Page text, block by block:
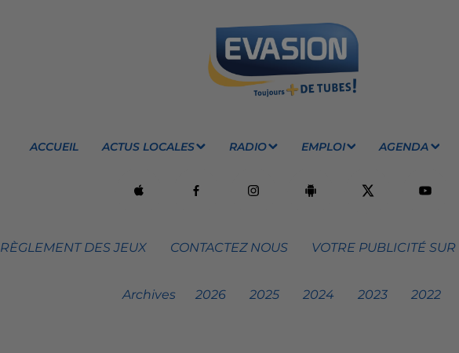
ACCUEIL ACTUS LOCALES RADIO EMPLOI AGENDA
RÈGLEMENT DES JEUX CONTACTEZ NOUS VOTRE PUBLICITÉ
Archives 2026 2025 2024 2023 2022